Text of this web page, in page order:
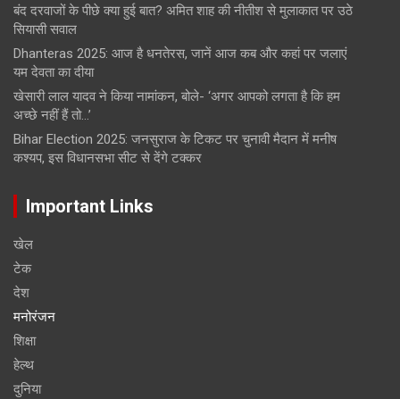
बंद दरवाजों के पीछे क्या हुई बात? अमित शाह की नीतीश से मुलाकात पर उठे
सियासी सवाल
Dhanteras 2025: आज है धनतेरस, जानें आज कब और कहां पर जलाएं
यम देवता का दीया
खेसारी लाल यादव ने किया नामांकन, बोले- ‘अगर आपको लगता है कि हम
अच्छे नहीं हैं तो…’
Bihar Election 2025: जनसुराज के टिकट पर चुनावी मैदान में मनीष
कश्यप, इस विधानसभा सीट से देंगे टक्कर
Important Links
खेल
टेक
देश
मनोरंजन
शिक्षा
हेल्‍थ
दुनिया